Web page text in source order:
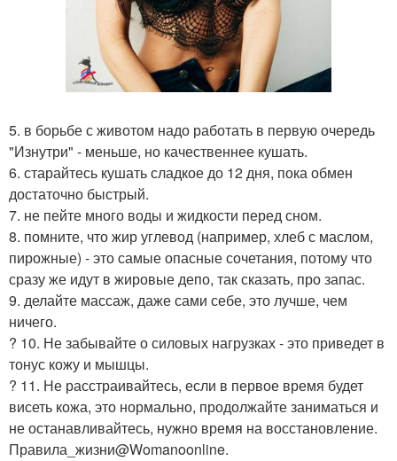
5. в борьбе с животом надо работать в первую очередь
"Изнутри" - меньше, но качественнее кушать.
6. старайтесь кушать сладкое до 12 дня, пока обмен
достаточно быстрый.
7. не пейте много воды и жидкости перед сном.
8. помните, что жир углевод (например, хлеб с маслом,
пирожные) - это самые опасные сочетания, потому что
сразу же идут в жировые депо, так сказать, про запас.
9. делайте массаж, даже сами себе, это лучше, чем
ничего.
? 10. Не забывайте о силовых нагрузках - это приведет в
тонус кожу и мышцы.
? 11. Не расстраивайтесь, если в первое время будет
висеть кожа, это нормально, продолжайте заниматься и
не останавливайтесь, нужно время на восстановление.
Правила_жизни@Womanoonline.